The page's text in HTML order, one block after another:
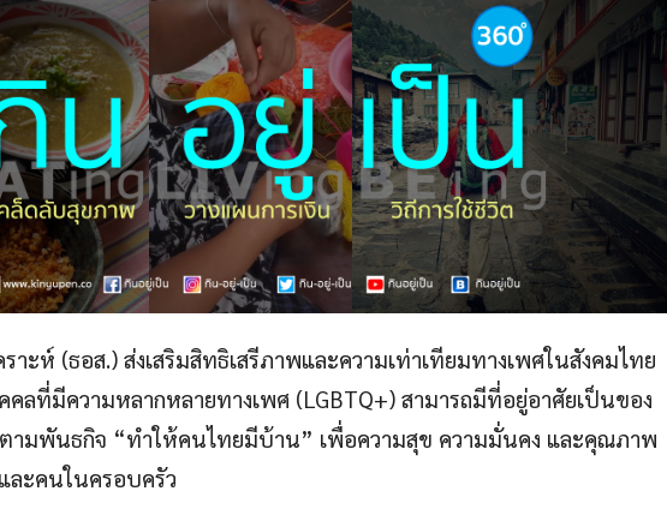
ราะห์ (ธอส.) ส่งเสริมสิทธิเสรีภาพและความเท่าเทียมทางเพศในสังคมไทย
ลที่มีความหลากหลายทางเพศ (LGBTQ+) สามารถมีที่อยู่อาศัยเป็นของ
ตามพันธกิจ “ทำให้คนไทยมีบ้าน” เพื่อความสุข ความมั่นคง และคุณภาพ
ละคนในครอบครัว